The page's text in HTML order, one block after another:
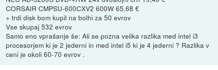
CORSAIR CMPSU-600CXV2 600W 65,68 €
+ trdi disk bom kupil na bolhi za 50 evrov
Vse skupaj 532 evrov
Samo eno vprašanje še: Ali se pozna velika razlika med intel i3
procesorjem ki je 2 jederni in med intel i5 ki je 4 jederni ? Razlika v
ceni je okoli 60-70 evrov .